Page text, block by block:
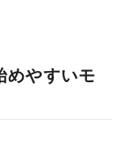
めやすいモ